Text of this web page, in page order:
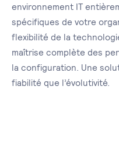
environnement IT
spécifiques de votre
flexibilité de la
maîtrise complète des
la configuration. Une
fiabilité que l’évolutivité.